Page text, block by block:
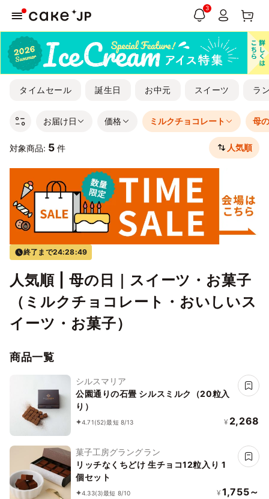
3
タイムセール 誕生日 お中元 スイーツ ラ
お届け日 価格 ミルクチョコレート 母
対象商品: 5 件 人気順
終了まで24:28:49
人気順 | 母の日｜スイーツ・お菓子
（ミルクチョコレート・おいしいス
イーツ・お菓子）
商品一覧
シルスマリア
公園通りの石畳 シルスミルク（20粒入
り）
4.71(52)最短 8/13 ¥ 2,268
菓子工房グラングラン
リッチなくちどけ 生チョコ12粒入り 1
個セット
4.33(3)最短 8/10 ¥ 1,755～